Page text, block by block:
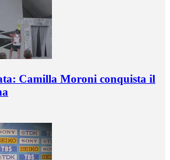
Camilla Moroni conquista il